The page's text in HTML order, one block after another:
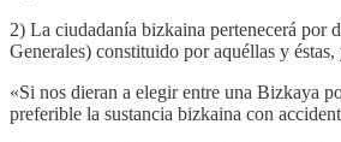
2) La ciudadanía bizkaina pertenecerá por
Generales) constituido por aquéllas y
«Si nos dieran a elegir entre una Bizkaya
preferible la sustancia bizkaina con